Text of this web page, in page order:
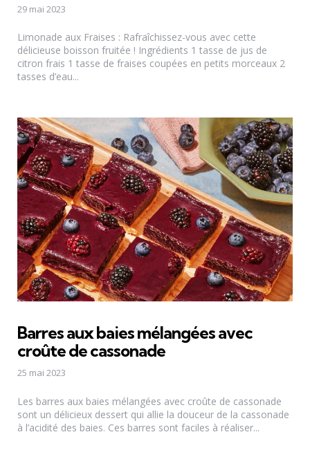
29 mai 2023
Limonade aux Fraises : Rafraîchissez-vous avec cette
délicieuse boisson fruitée ! Ingrédients 1 tasse de jus de
citron frais 1 tasse de fraises coupées en petits morceaux 2
tasses d’eau...
Barres aux baies mélangées avec
croûte de cassonade
25 mai 2023
Les barres aux baies mélangées avec croûte de cassonade
sont un délicieux dessert qui allie la douceur de la cassonade
à l’acidité des baies. Ces barres sont faciles à réaliser...